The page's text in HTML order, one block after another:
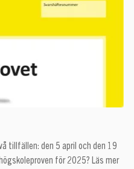
tillfällen: den 5 april och den 19
för 2025? Läs mer